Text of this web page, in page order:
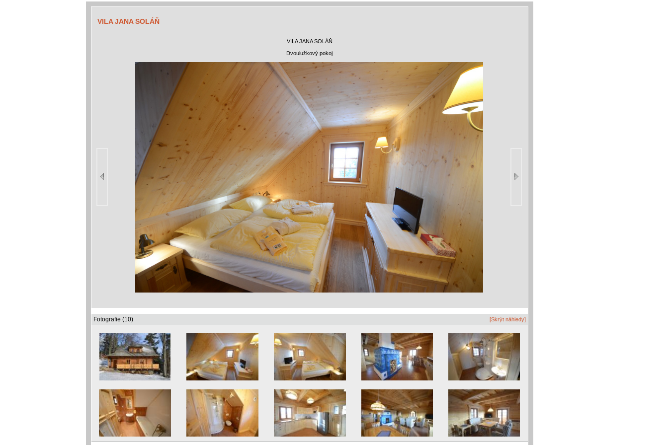
VILA JANA SOLÁŇ
VILA JANA SOLÁŇ
Dvoulužkový pokoj
Fotografie (10) [Skrýt náhledy]